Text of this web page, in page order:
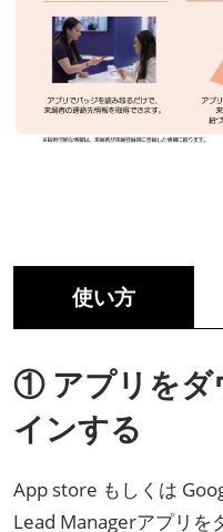
使い方
① アプリをダ
インする
App store もしくは
Lead Managerアプリを